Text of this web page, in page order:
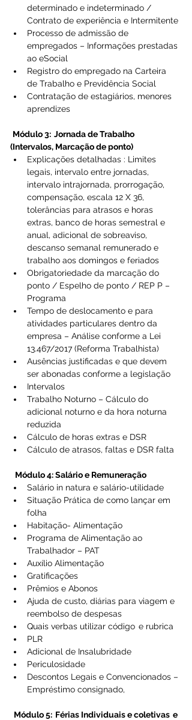
determinado e indeterminado /
Contrato de experiência e Intermitente
Processo de admissão de
empregados – Informações prestadas
ao eSocial
Registro do empregado na Carteira
de Trabalho e Previdência Social
Contratação de estagiários, menores
aprendizes
Módulo 3:  Jornada de Trabalho
(Intervalos, Marcação de ponto)
Explicações detalhadas : Limites
legais, intervalo entre jornadas,
intervalo intrajornada, prorrogação,
compensação, escala 12 X 36,
tolerâncias para atrasos e horas
extras, banco de horas semestral e
anual, adicional de sobreaviso,
descanso semanal remunerado e
trabalho aos domingos e feriados
Obrigatoriedade da marcação do
ponto / Espelho de ponto / REP P –
Programa
Tempo de deslocamento e para
atividades particulares dentro da
empresa – Análise conforme a Lei
13.467/2017 (Reforma Trabalhista)
Ausências justificadas e que devem
ser abonadas conforme a legislação
Intervalos
Trabalho Noturno – Cálculo do
adicional noturno e da hora noturna
reduzida
Cálculo de horas extras e DSR
Cálculo de atrasos, faltas e DSR falta
Módulo 4: Salário e Remuneração
Salário in natura e salário-utilidade
Situação Prática de como lançar em
folha
Habitação- Alimentação
Programa de Alimentação ao
Trabalhador – PAT
Auxílio Alimentação
Gratificações
Prêmios e Abonos
Ajuda de custo, diárias para viagem e
reembolso de despesas
Quais verbas utilizar código  e rubrica
PLR
Adicional de Insalubridade
Periculosidade
Descontos Legais e Convencionados –
Empréstimo consignado,
Módulo 5:  Férias Individuais e coletivas  e